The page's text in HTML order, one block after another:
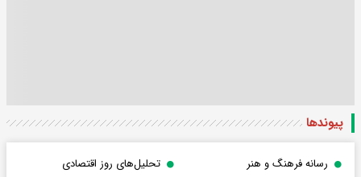
پیوندها
رسانه فرهنگ و هنر
تحلیل‌های روز اقتصادی